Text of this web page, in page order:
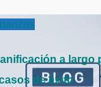
a largo
de éxito